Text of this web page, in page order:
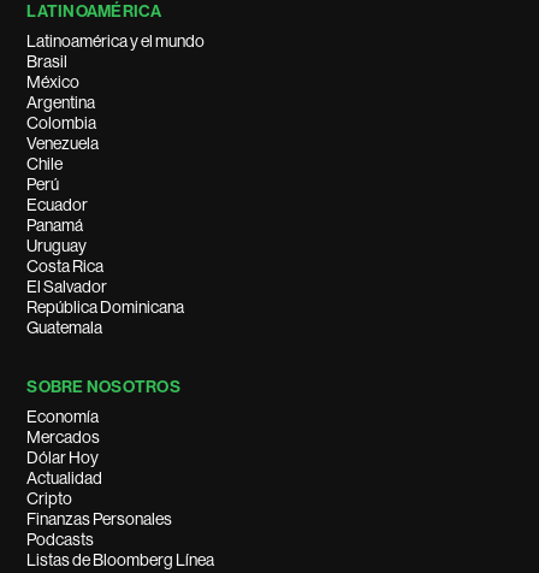
LATINOAMÉRICA
Latinoamérica y el mundo
Brasil
México
Argentina
Colombia
Venezuela
Chile
Perú
Ecuador
Panamá
Uruguay
Costa Rica
El Salvador
República Dominicana
Guatemala
SOBRE NOSOTROS
Economía
Mercados
Dólar Hoy
Actualidad
Cripto
Finanzas Personales
Podcasts
Listas de Bloomberg Línea